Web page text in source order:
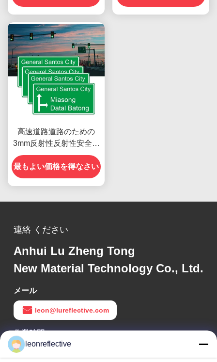
高速道路道路のための
3mm反射性反射性安全標
識
最もよい価格を得なさい
連絡 ください
Anhui Lu Zheng Tong
New Material Technology Co., Ltd.
メール
leon@lureflective.com
作業時間
9:00-18:00
leonreflective